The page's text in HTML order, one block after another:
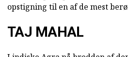
opstigning til en af de mest
TAJ MAHAL